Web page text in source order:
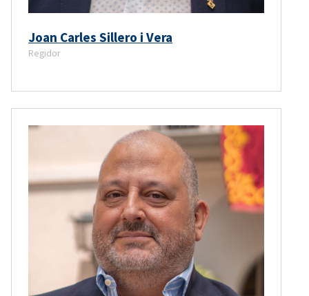
Joan Carles Sillero i Vera
Regidor